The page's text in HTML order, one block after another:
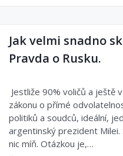
Jak velmi snadno
Pravda o Rusku.
Jestliže 90% voličů a ještě
zákonu o přímé
politiků a soudců, ideální,
argentinský prezident Milei.
nic míň. Otázkou je,…